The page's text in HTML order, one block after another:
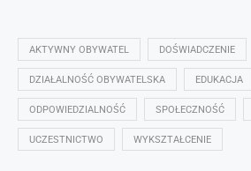
AKTYWNY OBYWATEL DOŚWIADCZENIE
DZIAŁALNOŚĆ OBYWATELSKA EDUKACJA
ODPOWIEDZIALNOŚĆ SPOŁECZNOŚĆ
UCZESTNICTWO WYKSZTAŁCENIE